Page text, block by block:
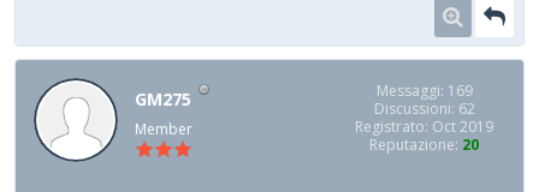
GM275
Member
Messaggi: 169
Discussioni: 62
Registrato: Oct 2019
Reputazione: 20